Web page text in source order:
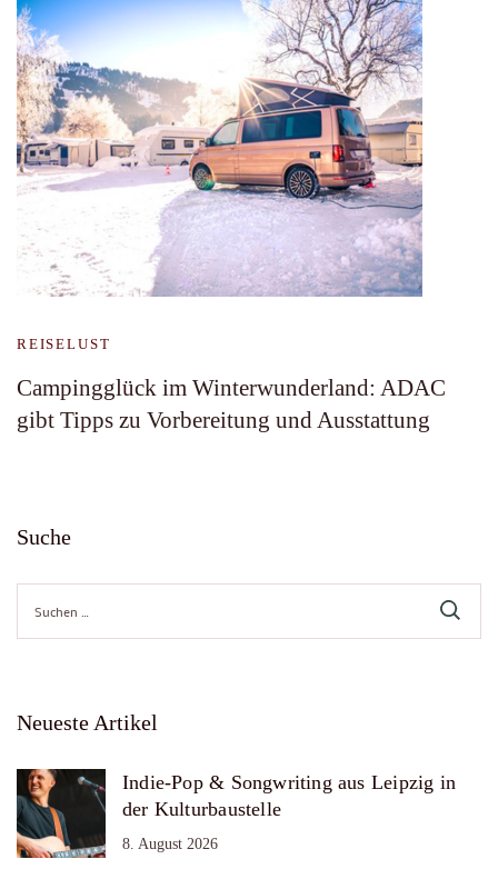
REISELUST
Campingglück im Winterwunderland: ADAC
gibt Tipps zu Vorbereitung und Ausstattung
Suche
nach:
Neueste Artikel
Indie-Pop & Songwriting aus Leipzig in
der Kulturbaustelle
8. August 2026